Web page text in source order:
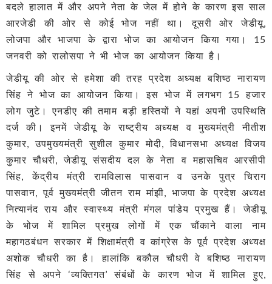
बदले हालात में और अपने नेता के जेल में होने के कारण इस साल
आरजेडी की ओर से कोई भोज नहीं था। दूसरी ओर जेडीयू,
लोजपा और भाजपा के द्वारा भोज का आयोजन किया गया। 15
जनवरी को रालोसपा ने भी भोज का आयोजन किया है।
जेडीयू की ओर से हमेशा की तरह प्रदेश अध्यक्ष बशिष्ठ नारायण
सिंह ने भोज का आयोजन किया। इस भोज में लगभग 15 हजार
लोग जुटे। एनडीए की तमाम बड़ी हस्तियों ने यहां अपनी उपस्थिति
दर्ज की। इनमें जेडीयू के राष्ट्रीय अध्यक्ष व मुख्यमंत्री नीतीश
कुमार, उपमुख्यमंत्री सुशील कुमार मोदी, विधानसभा अध्यक्ष विजय
कुमार चौधरी, जेडीयू संसदीय दल के नेता व महासचिव आरसीपी
सिंह, केंद्रीय मंत्री रामविलास पासवान व उनके पुत्र चिराग
पासवान, पूर्व मुख्यमंत्री जीतन राम मांझी, भाजपा के प्रदेश अध्यक्ष
नित्यानंद राय और स्‍वास्‍थ्‍य मंत्री मंगल पांडेय प्रमुख हैं। जेडीयू
के भोज में शामिल प्रमुख लोगों में एक चौंकाने वाला नाम
महागठबंधन सरकार में शिक्षामंत्री व कांग्रेस के पूर्व प्रदेश अध्यक्ष
अशोक चौधरी का है। हालांकि बकौल चौधरी वे बशिष्ठ नारायण
सिंह से अपने ‘व्यक्तिगत’ संबंधों के कारण भोज में शामिल हुए,